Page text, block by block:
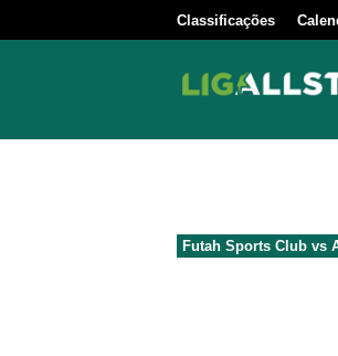
Classificações
Futah Sports Club vs